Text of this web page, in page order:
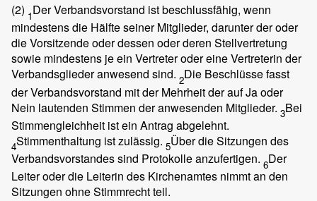
(2) 1Der Verbandsvorstand ist beschlussfähig, wenn
mindestens die Hälfte seiner Mitglieder, darunter der oder
die Vorsitzende oder dessen oder deren Stellvertretung
sowie mindestens je ein Vertreter oder eine Vertreterin der
Verbandsglieder anwesend sind. 2Die Beschlüsse fasst
der Verbandsvorstand mit der Mehrheit der auf Ja oder
Nein lautenden Stimmen der anwesenden Mitglieder. 3Bei
Stimmengleichheit ist ein Antrag abgelehnt.
4Stimmenthaltung ist zulässig. 5Über die Sitzungen des
Verbandsvorstandes sind Protokolle anzufertigen. 6Der
Leiter oder die Leiterin des Kirchenamtes nimmt an den
Sitzungen ohne Stimmrecht teil.